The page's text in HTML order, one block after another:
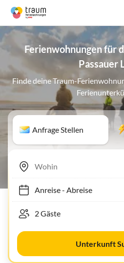
Ferienwohnungen für
Passauer
Finde deine Traum-
Anfrage Stellen
Anreise- Abreise
Unterkunft